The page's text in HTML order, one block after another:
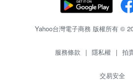
Yahoo台灣電子商務 版權所有 ©
服務條款 | 隱私權 | 拍
交易安全